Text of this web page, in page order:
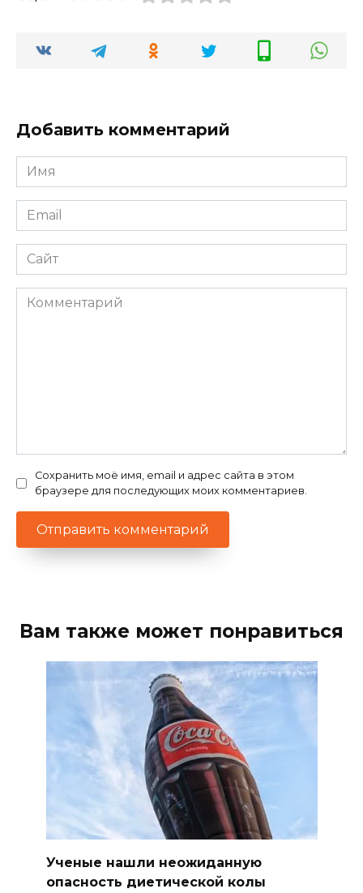
Добавить комментарий
Имя
*
Email
*
Сайт
Комментарий
Сохранить моё имя, email и адрес сайта в этом
браузере для последующих моих комментариев.
Вам также может понравиться
Ученые нашли неожиданную
опасность диетической колы